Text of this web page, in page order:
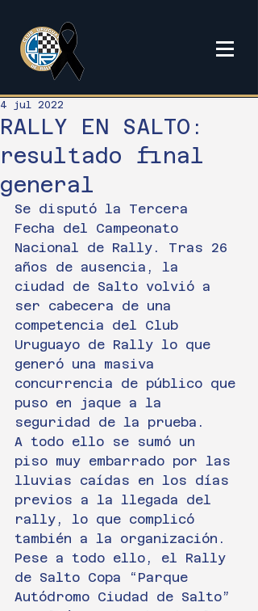
RALLY EN SALTO:
resultado final
general
4 jul 2022
Se disputó la Tercera
Fecha del Campeonato
Nacional de Rally. Tras 26
años de ausencia, la
ciudad de Salto volvió a
ser cabecera de una
competencia del Club
Uruguayo de Rally lo que
generó una masiva
concurrencia de público que
puso en jaque a la
seguridad de la prueba.
A todo ello se sumó un
piso muy embarrado por las
lluvias caídas en los días
previos a la llegada del
rally, lo que complicó
también a la organización.
Pese a todo ello, el Rally
de Salto Copa “Parque
Autódromo Ciudad de Salto”